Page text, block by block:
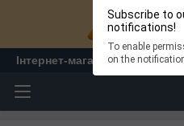
Subscribe to
notifications!
To enable
on the
Інтернет-магазин "ЛАМ" -